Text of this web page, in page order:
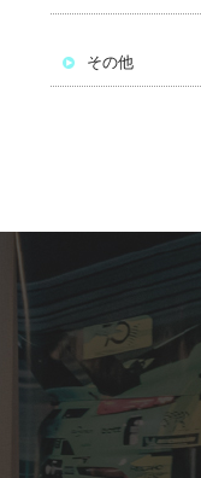
その他